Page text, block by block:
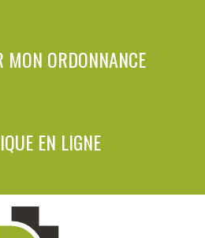
MON ORDONNANCE
EN LIGNE